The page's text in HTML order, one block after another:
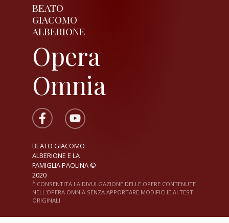
BEATO
GIACOMO
ALBERIONE
Opera
Omnia
BEATO GIACOMO
ALBERIONE E LA
FAMIGLIA PAOLINA ©
2020
È CONSENTITA LA DIVULGAZIONE DELLE OPERE CONTENUTE
NELL'OPERA OMNIA SENZA APPORTARE MODIFICHE AI TESTI
ORIGINALI.